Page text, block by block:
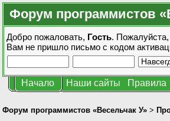
Форум программистов
Добро пожаловать, Гость. Пожалуйста,
Вам не пришло письмо с кодом
Начало Наши сайты Правила
Форум программистов «Весельчак У» >